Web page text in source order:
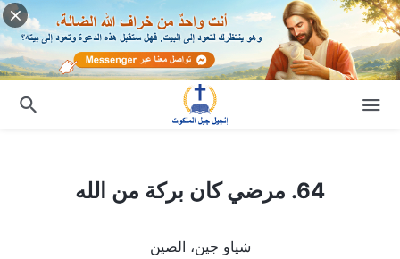
64. مرضي كان بركة من الله
شياو جين، الصين